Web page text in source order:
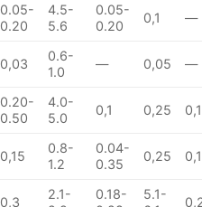
0.05-
0.20
4.5-
5.6
0.05-
0.20
0,1 —
0,03
0.6-
1.0
— 0,05 —
0.20-
0.50
4.0-
5.0
0,1 0,25 0,1
0,15
0.8-
1.2
0.04-
0.35
0,25
0,3
2.1-
0.18-
5.1-